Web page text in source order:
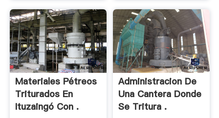
Materiales Pétreos
Triturados En
Ituzaingó Con .
Administracion De
Una Cantera Donde
Se Tritura .